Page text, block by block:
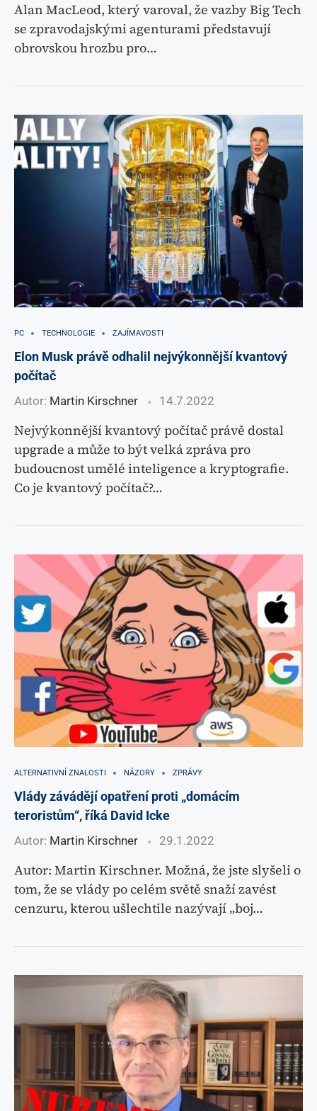
Alan MacLeod, který varoval, že vazby Big Tech
se zpravodajskými agenturami představují
obrovskou hrozbu pro…
PC TECHNOLOGIE ZAJÍMAVOSTI
Elon Musk právě odhalil nejvýkonnější kvantový
počítač
Autor: Martin Kirschner 14.7.2022
Nejvýkonnější kvantový počítač právě dostal
upgrade a může to být velká zpráva pro
budoucnost umělé inteligence a kryptografie.
Co je kvantový počítač?…
ALTERNATIVNÍ ZNALOSTI NÁZORY ZPRÁVY
Vlády závádějí opatření proti „domácím
teroristům“, říká David Icke
Autor: Martin Kirschner 29.1.2022
Autor: Martin Kirschner. Možná, že jste slyšeli o
tom, že se vlády po celém světě snaží zavést
cenzuru, kterou ušlechtile nazývají „boj…